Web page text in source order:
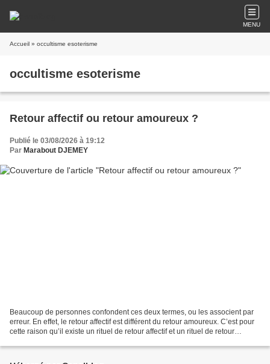
MENU
Accueil » occultisme esoterisme
occultisme esoterisme
Retour affectif ou retour amoureux ?
Publié le 03/08/2026 à 19:12
Par Marabout DJEMEY
Beaucoup de personnes confondent ces deux termes, ou les associent par
erreur. En effet, le retour affectif est différent du retour amoureux. C’est pour
cette raison qu’il existe un rituel de retour affectif et un rituel de retour